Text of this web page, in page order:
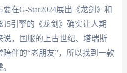
在G-Star2024展出《龙剑》和
5引擎的《龙剑》确实让人期
说，国服的上古世纪、塔瑞斯
伴的“老朋友”，所以找到一款